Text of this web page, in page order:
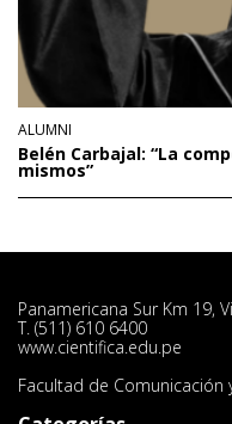
ALUMNI
Belén Carbajal: “La
mismos”
Panamericana Sur Km 19,
T. (511) 610 6400
www.cientifica.edu.pe
Facultad de Comunicación